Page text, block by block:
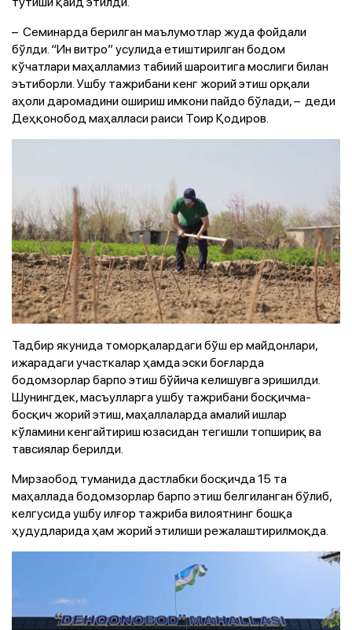
– Семинарда берилган маълумотлар жуда фойдали
бўлди. “Ин витро” усулида етиштирилган бодом
кўчатлари маҳалламиз табиий шароитига мослиги билан
эътиборли. Ушбу тажрибани кенг жорий этиш орқали
аҳоли даромадини ошириш имкони пайдо бўлади, – деди
Деҳқонобод маҳалласи раиси Тоир Қодиров.
Тадбир якунида томорқалардаги бўш ер майдонлари,
ижарадаги участкалар ҳамда эски боғларда
бодомзорлар барпо этиш бўйича келишувга эришилди.
Шунингдек, масъулларга ушбу тажрибани босқичма-
босқич жорий этиш, маҳаллаларда амалий ишлар
кўламини кенгайтириш юзасидан тегишли топшириқ ва
тавсиялар берилди.
Мирзаобод туманида дастлабки босқичда 15 та
маҳаллада бодомзорлар барпо этиш белгиланган бўлиб,
келгусида ушбу илғор тажриба вилоятнинг бошқа
ҳудудларида ҳам жорий этилиши режалаштирилмоқда.